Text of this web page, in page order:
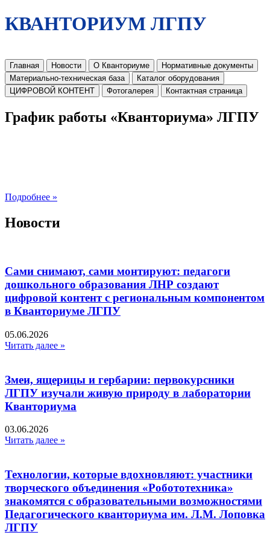
КВАНТОРИУМ ЛГПУ
Главная Новости О Кванториуме
Нормативные документы
Материально-техническая база
Каталог оборудования
ЦИФРОВОЙ КОНТЕНТ
Фотогалерея Контактная страница
График работы «Кванториума» ЛГПУ
Подробнее »
Новости
Сами снимают, сами монтируют: педагоги
дошкольного образования ЛНР создают
цифровой контент с региональным компонентом
в Кванториуме ЛГПУ​
05.06.2026
Читать далее »
Змеи, ящерицы и гербарии: первокурсники
ЛГПУ изучали живую природу в лаборатории
Кванториума
03.06.2026
Читать далее »
Технологии, которые вдохновляют: участники
творческого объединения «Робототехника»
знакомятся с образовательными возможностями
Педагогического кванториума им. Л.М. Лоповка
ЛГПУ